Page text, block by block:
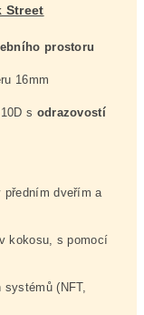
Street
prostoru
16mm
s odrazovostí
dveřím a
v kokosu, s pomocí
(NFT,